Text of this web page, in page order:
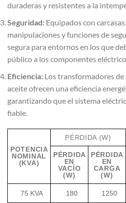
duraderas y resistentes a la
Seguridad: Equipados con
manipulaciones y funciones de
segura para entornos en los que
público a los componentes
Eficiencia: Los transformadores
aceite ofrecen una eficiencia
garantizando que el sistema
fiable.
POTENCIA
NOMINAL
(KVA)
PÉRDIDA (W)
PÉRDIDA
EN
VACÍO
(W)
PÉRDIDA
EN
CARGA
(W)
75 KVA 180 1250